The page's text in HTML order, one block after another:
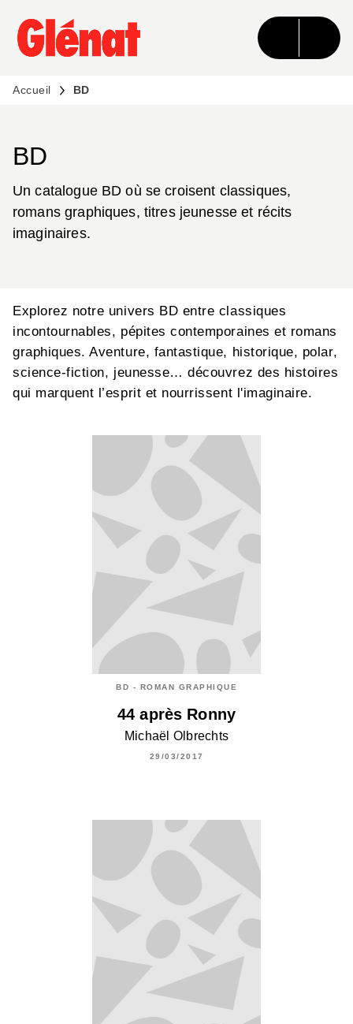
MENU RECHERCHE CONTENU
PIED DE PAGE
Accueil BD
BD
Un catalogue BD où se croisent classiques,
romans graphiques, titres jeunesse et récits
imaginaires.
Explorez notre univers BD entre classiques
incontournables, pépites contemporaines et romans
graphiques. Aventure, fantastique, historique, polar,
science-fiction, jeunesse… découvrez des histoires
qui marquent l’esprit et nourrissent l'imaginaire.
BD - ROMAN GRAPHIQUE
44 après Ronny
Michaël Olbrechts
29/03/2017